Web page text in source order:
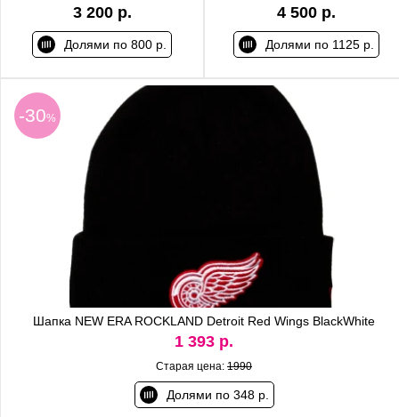
3 200 р.
Долями по 800 р.
4 500 р.
Долями по 1125 р.
-30%
Шапка NEW ERA ROCKLAND Detroit Red Wings BlackWhite
1 393 р.
Старая цена: 1990
Долями по 348 р.